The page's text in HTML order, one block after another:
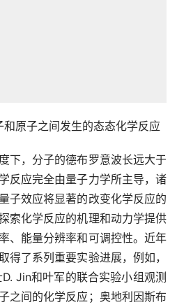
原子之间发生的态态化学反应
，分子的德布罗意波长远大于
反应完全由量子力学所主导，诸
子效应将显著的改变化学反应的
索化学反应的机理和动力学提供
、能量分辨率和可调控性。近年
得了系列重要实验进展，例如，
Jin和叶军的联合实验小组观测
之间的化学反应；奥地利因斯布